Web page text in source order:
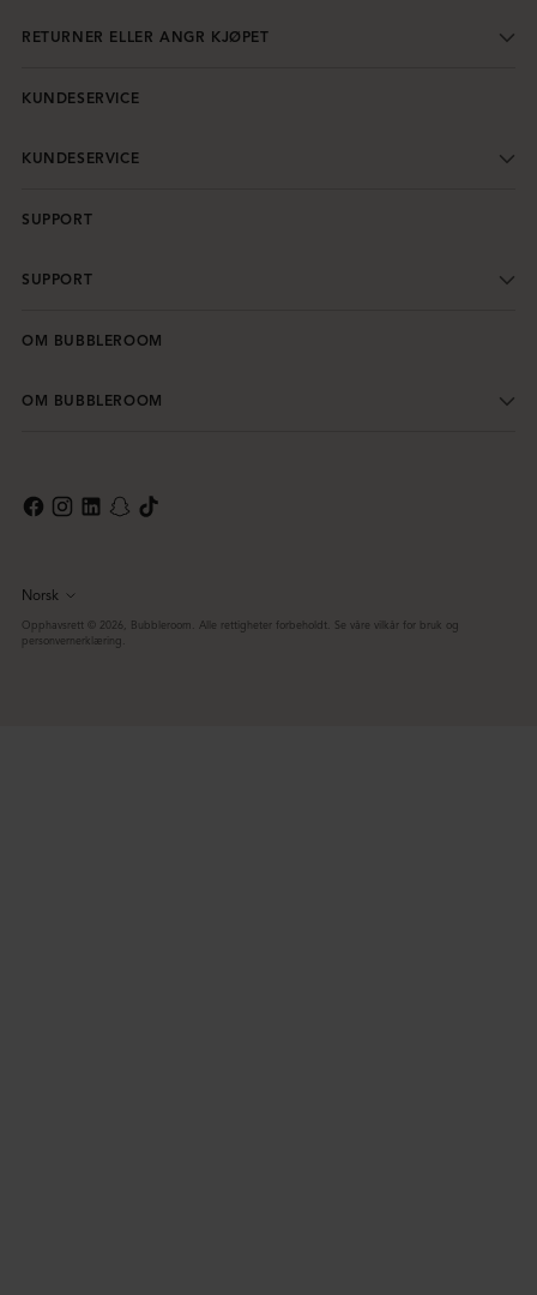
RETURNER ELLER ANGR KJØPET
KUNDESERVICE
KUNDESERVICE
SUPPORT
SUPPORT
OM BUBBLEROOM
OM BUBBLEROOM
Språk
Norsk
Opphavsrett © 2026, Bubbleroom. Alle rettigheter forbeholdt. Se våre vilkår for bruk og
personvernerklæring.